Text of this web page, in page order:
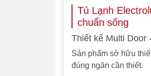
Tủ Lạnh
chuẩn sống
Thiết kế Multi Door
Sản phẩm sở hữu
đúng ngăn cần thiết.